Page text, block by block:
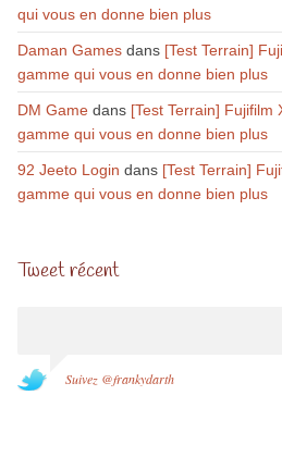
qui vous en donne bien plus
Daman Gamesdans [Test Terrain]
gamme qui vous en donne bien plus
DM Gamedans [Test Terrain] Fujifilm
gamme qui vous en donne bien plus
92 Jeeto Login dans [Test Terrain]
gamme qui vous en donne bien plus
Tweet récent
Suivez @frankydarth